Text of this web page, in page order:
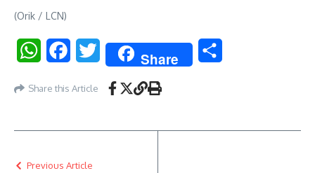
(Orik / LCN)
WhatsAppFacebookTwitter Share
Share this Article
Previous Article